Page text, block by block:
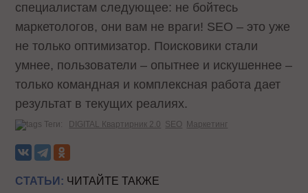
специалистам следующее: не бойтесь
маркетологов, они вам не враги! SEO – это уже
не только оптимизатор. Поисковики стали
умнее, пользователи – опытнее и искушеннее –
только командная и комплексная работа дает
результат в текущих реалиях.
Теги: DIGITAL Квартирник 2.0 SEO Маркетинг
СТАТЬИ: ЧИТАЙТЕ ТАКЖЕ